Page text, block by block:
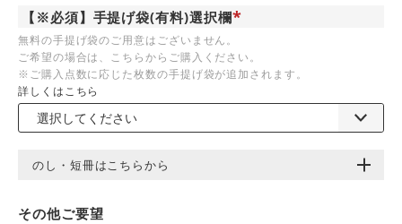
【※必須】手提げ袋(有料)選択欄
須
)
無料の手提げ袋のご用意はございません。
ご希望の場合は、こちらからご購入ください。
※ご購入点数に応じた枚数の手提げ袋が追加されます。
詳しくはこちら
のし・短冊はこちらから
その他ご要望